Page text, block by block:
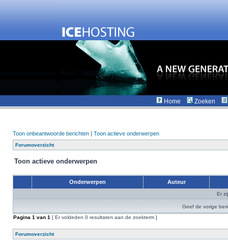
Home Zoeken
Toon onbeantwoorde berichten | Toon actieve onderwerpen
Forumoverzicht
Toon actieve onderwerpen
Onderwerpen Auteur
Er
Geef de vorige
Pagina 1 van 1 [ Er voldeden 0 resultaten aan de zoekterm ]
Forumoverzicht